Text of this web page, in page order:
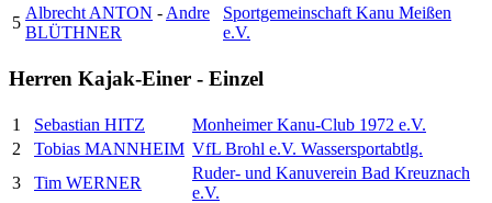
5
Albrecht ANTON - Andre
BLÜTHNER
Sportgemeinschaft Kanu Meißen
e.V.
Herren Kajak-Einer - Einzel
1 Sebastian HITZ
Monheimer Kanu-Club 1972 e.V.
2
Tobias MANNHEIM VfL Brohl e.V. Wassersportabtlg.
3
Tim WERNER
Ruder- und Kanuverein Bad Kreuznach
e.V.